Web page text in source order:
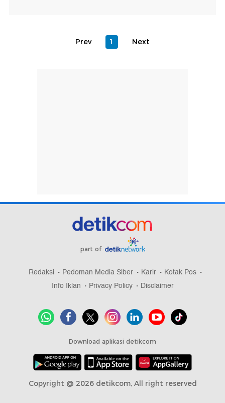
Prev 1 Next
part of
Redaksi Pedoman Media Siber Karir
Kotak Pos
Info Iklan
Privacy Policy Disclaimer
Download aplikasi detikcom
Copyright @ 2026 detikcom, All right reserved